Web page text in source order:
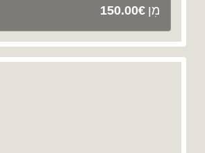
מִן
150.00€